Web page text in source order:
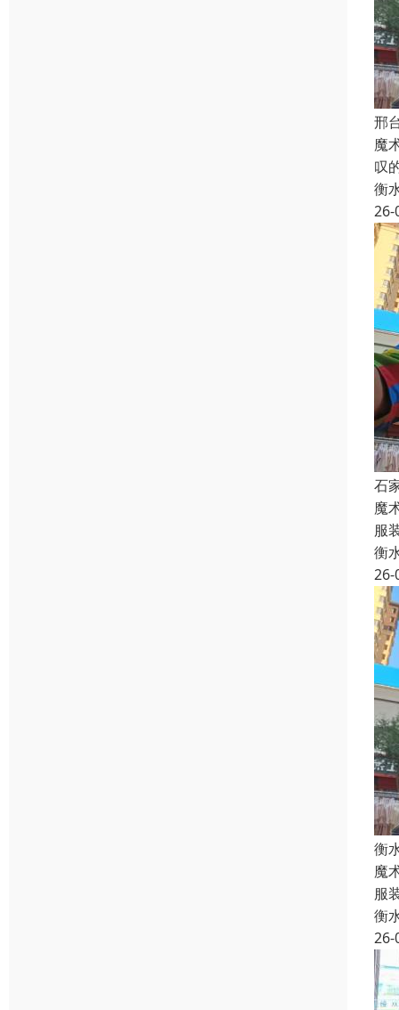
邢
魔
叹
衡
26-
石
魔
服
衡
26-
衡
魔
服
衡
26-